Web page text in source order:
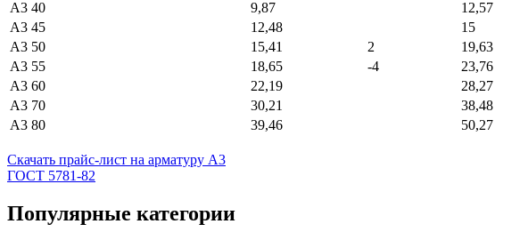
А3 40
9,87 12,57
А3 45
12,48 15
А3 50
15,41 2 19,63
А3 55
18,65 -4 23,76
А3 60
22,19 28,27
А3 70
30,21 38,48
А3 80
39,46 50,27
Скачать прайс-лист на арматуру А3
ГОСТ 5781-82
Популярные категории